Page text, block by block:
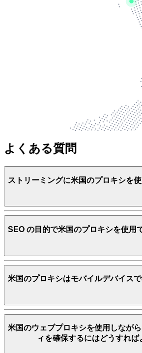
よくある質問
ストリーミングに米国のプロキシを
SEO の目的で米国のプロキシを使用
米国のプロキシはモバイルデバイス
米国のウェブプロキシを使用しなが
ィを確保するにはどうすれば